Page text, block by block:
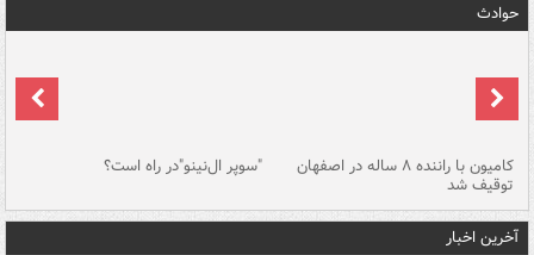
حوادث
کامیون با راننده ۸ ساله در اصفهان
توقیف شد
"سوپر ال‌نینو"در راه است؟
آخرین اخبار